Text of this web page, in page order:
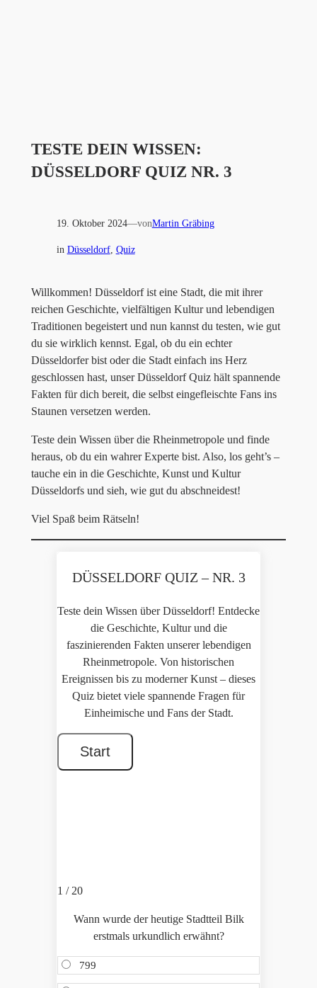
TESTE DEIN WISSEN:
DÜSSELDORF QUIZ NR. 3
19. Oktober 2024—vonMartin Gräbing
in Düsseldorf, Quiz
Willkommen! Düsseldorf ist eine Stadt, die mit ihrer
reichen Geschichte, vielfältigen Kultur und lebendigen
Traditionen begeistert und nun kannst du testen, wie gut
du sie wirklich kennst. Egal, ob du ein echter
Düsseldorfer bist oder die Stadt einfach ins Herz
geschlossen hast, unser Düsseldorf Quiz hält spannende
Fakten für dich bereit, die selbst eingefleischte Fans ins
Staunen versetzen werden.
Teste dein Wissen über die Rheinmetropole und finde
heraus, ob du ein wahrer Experte bist. Also, los geht’s –
tauche ein in die Geschichte, Kunst und Kultur
Düsseldorfs und sieh, wie gut du abschneidest!
Viel Spaß beim Rätseln!
DÜSSELDORF QUIZ – NR. 3
Teste dein Wissen über Düsseldorf! Entdecke
die Geschichte, Kultur und die
faszinierenden Fakten unserer lebendigen
Rheinmetropole. Von historischen
Ereignissen bis zu moderner Kunst – dieses
Quiz bietet viele spannende Fragen für
Einheimische und Fans der Stadt.
1 / 20
Wann wurde der heutige Stadtteil Bilk
erstmals urkundlich erwähnt?
799